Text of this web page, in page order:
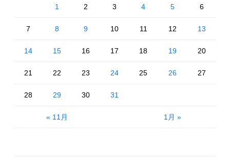
« 11月 1月 »
1 2 3 4 5 6
7 8 9 10 11 12 13
14 15 16 17 18 19 20
21 22 23 24 25 26 27
28 29 30 31